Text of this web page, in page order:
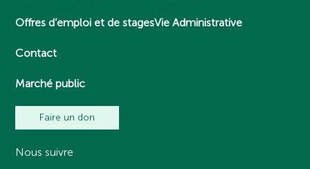
Offres d’emploi et de stages
Contact
Marché public
Vie Administrative
Faire un don
Nous suivre